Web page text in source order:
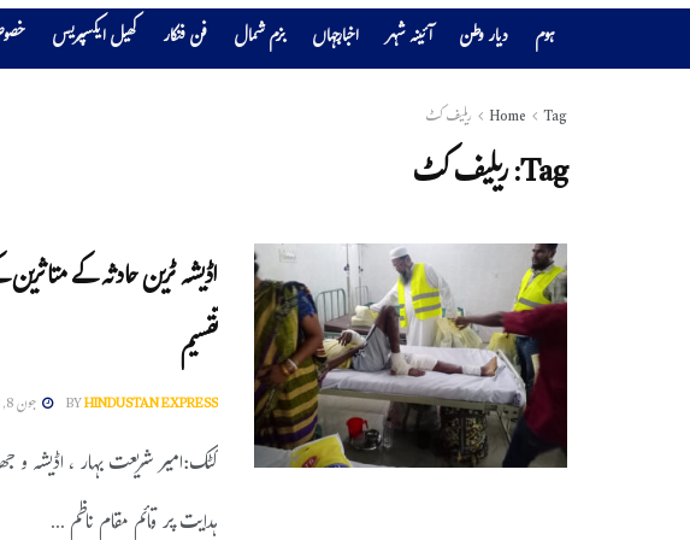
ہوم دیار وطن آئینہ شہر اخبارجہاں بزم شمال فن فنکار کھیل ایکسپریس
Home Tag ریلیف کٹ
Tag:ریلیف کٹ
اڈیشہ ٹرین حادثہ کے
تقسیم
BYHINDUSTAN EXPRESS جون 8, 2023
کٹک:امیر شریعت بہار ، اڈیشہ و
ہدایت پر قائم مقام ناظم ...